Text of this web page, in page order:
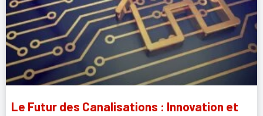
Le Futur des Canalisations : Innovation et